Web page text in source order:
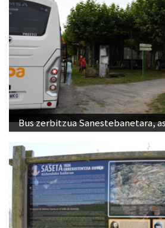
Bus zerbitzua Sanestebanetara,